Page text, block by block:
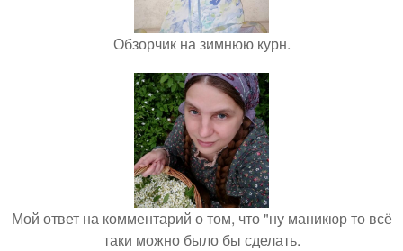
Обзорчик на зимнюю курн.
Мой ответ на комментарий о том, что "ну маникюр то всё
таки можно было бы сделать.